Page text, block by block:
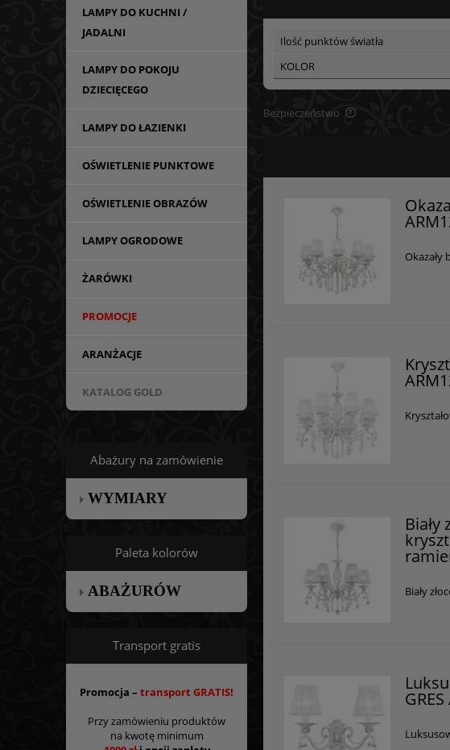
LAMPY DO KUCHNI /
JADALNI
LAMPY DO POKOJU
DZIECIĘCEGO
LAMPY DO ŁAZIENKI
OŚWIETLENIE PUNKTOWE
OŚWIETLENIE OBRAZÓW
LAMPY OGRODOWE
ŻARÓWKI
PROMOCJE
ARANŻACJE
KATALOG GOLD
Abażury na zamówienie
WYMIARY
Paleta kolorów
ABAŻURÓW
Transport gratis
Promocja – transport GRATIS!
Przy zamówieniu produktów
na kwotę minimum
Ilość punktów światła
KOLOR
Bezpieczeństwo
Certyfikaty i
Posiada
Producent
Maytoni GmbH
Okazały
Biały